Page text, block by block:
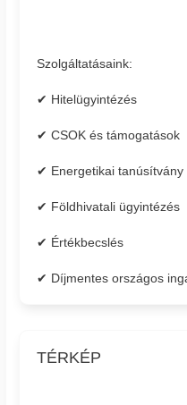
Szolgáltatásaink:
✔ Hitelügyintézés
✔ CSOK és támogatások
✔ Energetikai tanúsítvány
✔ Földhivatali ügyintézés
✔ Értékbecslés
✔ Díjmentes országos
TÉRKÉP